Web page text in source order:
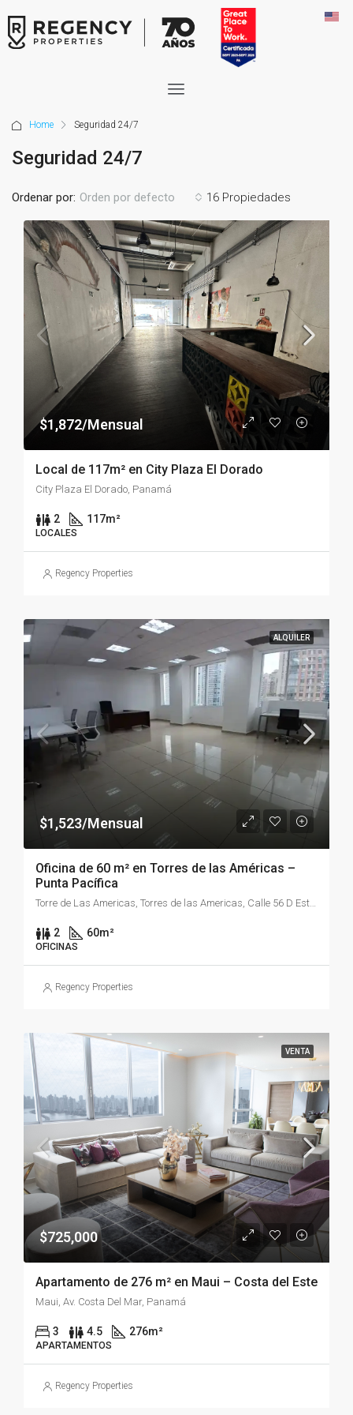
Home Seguridad 24/7
Seguridad 24/7
16 Propiedades
Ordenar por: Orden por defecto
$1,872/Mensual
Local de 117m² en City Plaza El Dorado
City Plaza El Dorado, Panamá
2 117m²
LOCALES
Regency Properties
ALQUILER
$1,523/Mensual
Oficina de 60 m² en Torres de las Américas –
Punta Pacífica
Torre de Las Americas, Torres de las Americas, Calle 56 D Este, Panamá
2 60m²
OFICINAS
Regency Properties
VENTA
$725,000
Apartamento de 276 m² en Maui – Costa del Este
Maui, Av. Costa Del Mar, Panamá
3 4.5 276m²
APARTAMENTOS
Regency Properties